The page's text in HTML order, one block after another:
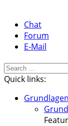
Chat
Forum
E-Mail
Search
for:
Quick links:
Grundlagen